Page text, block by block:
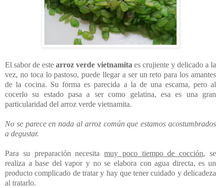
El sabor de estearroz verde vietnamita es crujiente y delicado a la
vez, no toca lo pastoso, puede llegar a ser un reto para los amantes
de la cocina. Su forma es parecida a la de una escama, pero al
cocerlo su estado pasa a ser como gelatina, esa es una gran
particularidad del arroz verde vietnamita.
No se parece en nada al arroz común que estamos acostumbrados
a degustar.
Para su preparación necesitamuy poco tiempo de cocción, se
realiza a base del vapor y no se elabora con agua directa, es un
producto complicado de tratar y hay que tener cuidado y delicadeza
al tratarlo.